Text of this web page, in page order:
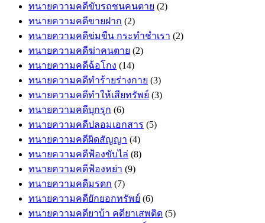
ทนายความคดีขับรถชนคนตาย (2)
ทนายความคดีขายฝาก (2)
ทนายความคดีข่มขืน กระทำชำเรา (2)
ทนายความคดีฆ่าคนตาย (2)
ทนายความคดีฉ้อโกง (14)
ทนายความคดีทำร้ายร่างกาย (3)
ทนายความคดีทำให้เสียทรัพย์ (3)
ทนายความคดีบุกรุก (6)
ทนายความคดีปลอมเอกสาร (5)
ทนายความคดีผิดสัญญา (4)
ทนายความคดีฟ้องขับไล่ (8)
ทนายความคดีฟ้องหย่า (9)
ทนายความคดีมรดก (7)
ทนายความคดียักยอกทรัพย์ (6)
ทนายความคดียาบ้า คดียาเสพติด (5)